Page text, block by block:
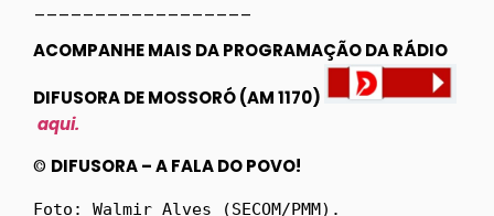
ACOMPANHE MAIS DA PROGRAMAÇÃO DA RÁDIO
DIFUSORA DE MOSSORÓ (AM 1170)
aqui.
© DIFUSORA – A FALA DO POVO!
Foto: Walmir Alves (SECOM/PMM).